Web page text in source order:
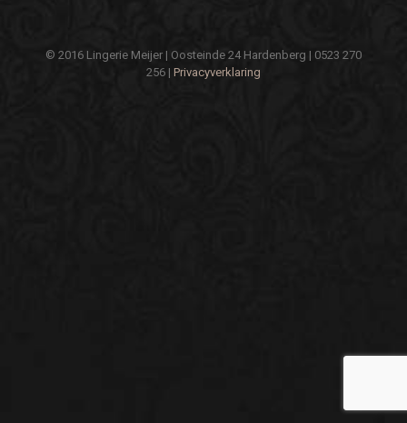
© 2016 Lingerie Meijer | Oosteinde 24 Hardenberg | 0523 270
256 | Privacyverklaring